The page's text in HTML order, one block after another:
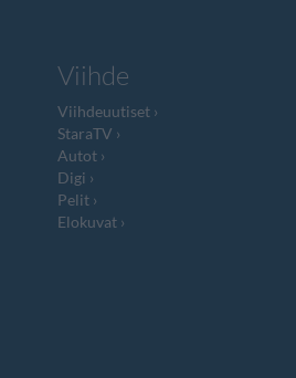
Viihde
Viihdeuutiset
StaraTV
Autot
Digi
Pelit
Elokuvat